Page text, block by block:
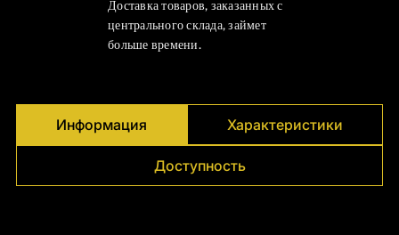
Доставка товаров, заказанных с
центрального склада, займет
больше времени.
Информация Характеристики
Доступность